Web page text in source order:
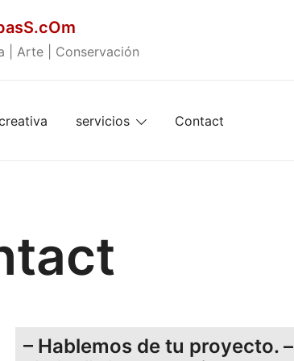
| Arte | Conservación
servicios Contact
– Hablemos de tu proyecto. –